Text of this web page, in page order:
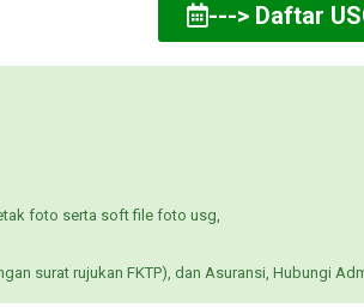
---> Daftar
foto serta soft file foto usg,
surat rujukan FKTP), dan Asuransi, Hubungi